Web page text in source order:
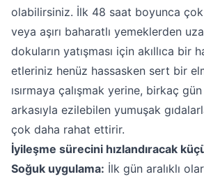
olabilirsiniz. İlk 48 saat boyunca
veya aşırı baharatlı yemeklerden
dokuların yatışması için akıllıca bir
etleriniz henüz hassasken sert bir
ısırmaya çalışmak yerine, birkaç
arkasıyla ezilebilen yumuşak
çok daha rahat ettirir.
İyileşme sürecini hızlandıracak
Soğuk uygulama: İlk gün aralıklı